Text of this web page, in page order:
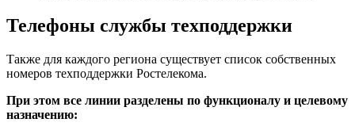
Телефоны службы техподдержки
Также для каждого региона существует список собственных
номеров техподдержки Ростелекома.
При этом все линии разделены по функционалу и целевому
назначению: